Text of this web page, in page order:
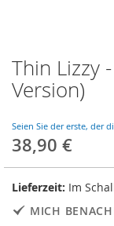
Skip
to
the
of
the
images
Thin Lizzy
Version)
Seien Sie der erste, der
38,90 €
Lieferzeit: Im
MICH